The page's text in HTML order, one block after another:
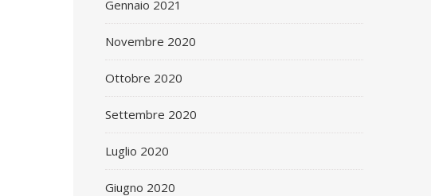
Gennaio 2021
Novembre 2020
Ottobre 2020
Settembre 2020
Luglio 2020
Giugno 2020